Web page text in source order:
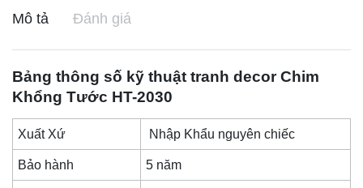
Mô tả Đánh giá
Bảng thông số kỹ thuật tranh decorChim
Khổng Tước HT-2030
Xuất Xứ Nhập Khẩu nguyên chiếc
Bảo hành 5 năm